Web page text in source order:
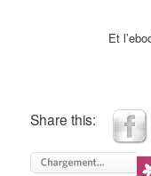
Et
Share this: